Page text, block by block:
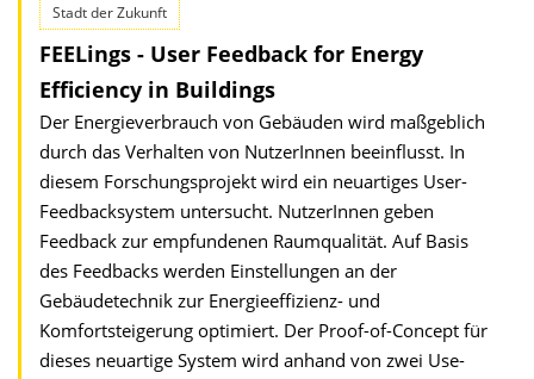
Stadt der Zukunft
FEELings - User Feedback for Energy
Efficiency in Buildings
Der Energieverbrauch von Gebäuden wird maßgeblich
durch das Verhalten von NutzerInnen beeinflusst. In
diesem Forschungsprojekt wird ein neuartiges User-
Feedbacksystem untersucht. NutzerInnen geben
Feedback zur empfundenen Raumqualität. Auf Basis
des Feedbacks werden Einstellungen an der
Gebäudetechnik zur Energieeffizienz- und
Komfortsteigerung optimiert. Der Proof-of-Concept für
dieses neuartige System wird anhand von zwei Use-